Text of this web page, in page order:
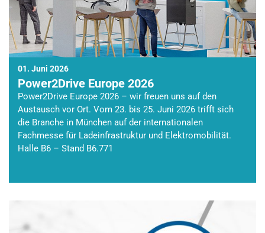
01. Juni 2026
Power2Drive Europe 2026
Power2Drive Europe 2026 – wir freuen uns auf den
Austausch vor Ort. Vom 23. bis 25. Juni 2026 trifft sich
die Branche in München auf der internationalen
Fachmesse für Ladeinfrastruktur und Elektromobilität.
Halle B6 – Stand B6.771